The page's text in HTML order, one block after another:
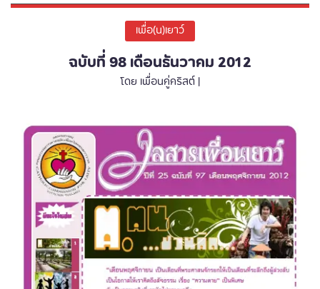
เพื่อ(น)เยาว์
ฉบับที่ 98 เดือนธันวาคม 2012
โดย เพื่อนคู่คริสต์ |